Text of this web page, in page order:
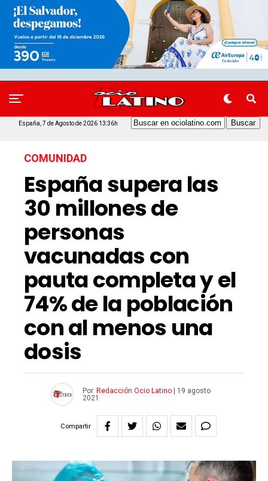
España, 7 de Agosto de 2026 13:36h
COMUNIDAD
España supera las
30 millones de
personas
vacunadas con
pauta completa y el
74% de la población
con al menos una
dosis
Por Redacción Ocio Latino|
19 agosto
2021
Compartir